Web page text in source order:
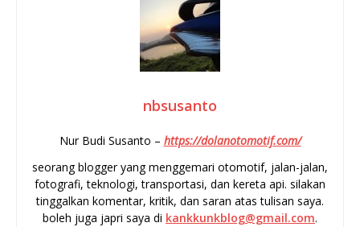
nbsusanto
Nur Budi Susanto – https://dolanotomotif.com/
seorang blogger yang menggemari otomotif, jalan-jalan,
fotografi, teknologi, transportasi, dan kereta api. silakan
tinggalkan komentar, kritik, dan saran atas tulisan saya.
boleh juga japri saya di kankkunkblog@gmail.com.